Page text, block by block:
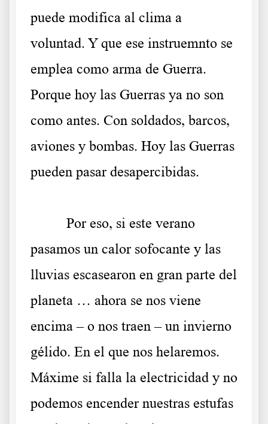
puede modifica al clima a
voluntad. Y que ese instruemnto se
emplea como arma de Guerra.
Porque hoy las Guerras ya no son
como antes. Con soldados, barcos,
aviones y bombas. Hoy las Guerras
pueden pasar desapercibidas.
Por eso, si este verano
pasamos un calor sofocante y las
lluvias escasearon en gran parte del
planeta … ahora se nos viene
encima – o nos traen – un invierno
gélido. En el que nos helaremos.
Máxime si falla la electricidad y no
podemos encender nuestras estufas